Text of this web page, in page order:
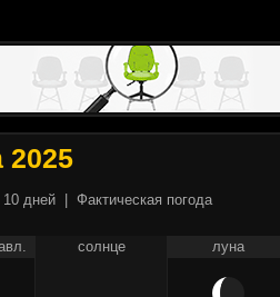
2025
10 дней Фактическая погода
солнце луна